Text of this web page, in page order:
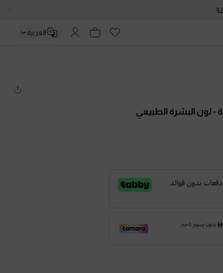
العربية
- لون البشرة الطبيعي